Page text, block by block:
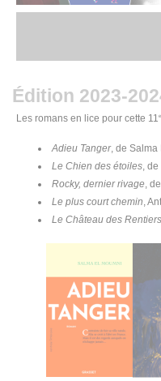
Édition 2023-
Les romans en lice pour cette 11e
Adieu Tanger, de Salma
Le Chien des étoiles ,
Rocky, dernier rivage ,
Le plus court chemin ,
Le Château des Rentiers